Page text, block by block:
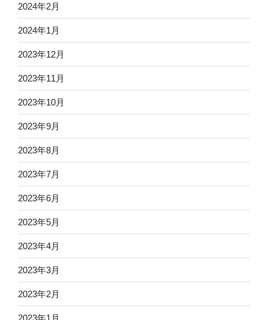
2024年2月
2024年1月
2023年12月
2023年11月
2023年10月
2023年9月
2023年8月
2023年7月
2023年6月
2023年5月
2023年4月
2023年3月
2023年2月
2023年1月